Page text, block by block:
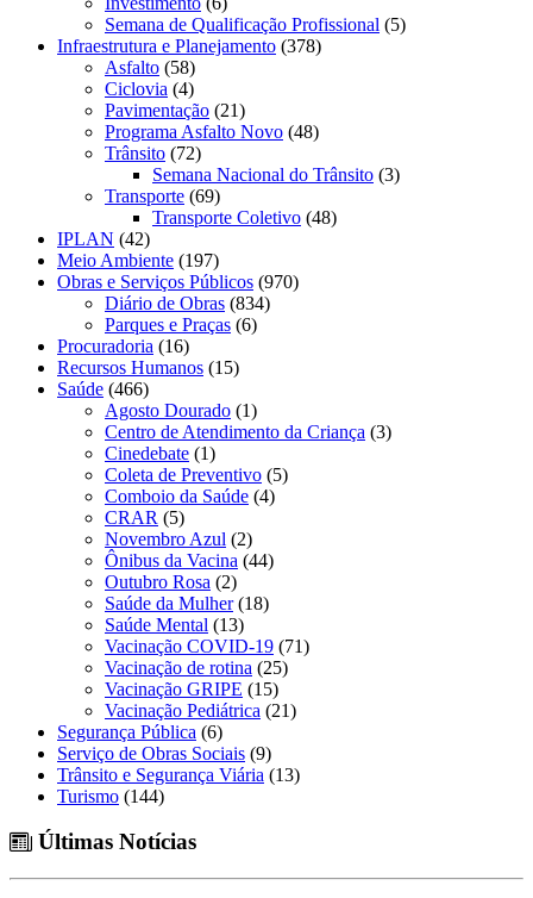
Semana de Qualificação Profissional (5)
Infraestrutura e Planejamento (378)
Asfalto (58)
Ciclovia (4)
Pavimentação (21)
Programa Asfalto Novo (48)
Trânsito (72)
Semana Nacional do Trânsito (3)
Transporte (69)
Transporte Coletivo (48)
IPLAN (42)
Meio Ambiente (197)
Obras e Serviços Públicos (970)
Diário de Obras (834)
Parques e Praças (6)
Procuradoria (16)
Recursos Humanos (15)
Saúde (466)
Agosto Dourado (1)
Centro de Atendimento da Criança (3)
Cinedebate (1)
Coleta de Preventivo (5)
Comboio da Saúde (4)
CRAR (5)
Novembro Azul (2)
Ônibus da Vacina (44)
Outubro Rosa (2)
Saúde da Mulher(18)
Saúde Mental (13)
Vacinação COVID-19 (71)
Vacinação de rotina (25)
Vacinação GRIPE (15)
Vacinação Pediátrica (21)
Segurança Pública (6)
Serviço de Obras Sociais (9)
Trânsito e Segurança Viária (13)
Turismo (144)
Últimas Notícias